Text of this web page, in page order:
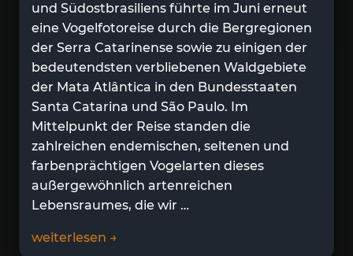
und Südostbrasiliens führte im Juni erneut
eine Vogelfotoreise durch die Bergregionen
der Serra Catarinense sowie zu einigen der
bedeutendsten verbliebenen Waldgebiete
der Mata Atlântica in den Bundesstaaten
Santa Catarina und São Paulo. Im
Mittelpunkt der Reise standen die
zahlreichen endemischen, seltenen und
farbenprächtigen Vogelarten dieses
außergewöhnlich artenreichen
Lebensraumes, die wir …
weiterlesen →